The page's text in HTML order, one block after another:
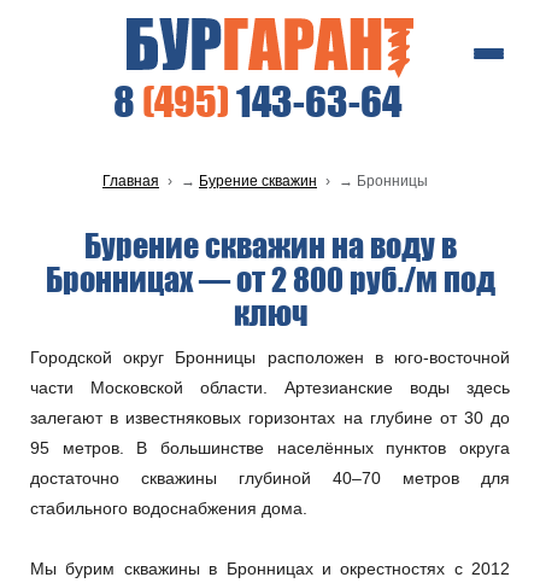
8 (495)143-63-64
Главная Бурение скважин Бронницы
Бурение скважин на воду в
Бронницах — от 2 800 руб./м под
ключ
Городской округ Бронницы расположен в юго-восточной
части Московской области. Артезианские воды здесь
залегают в известняковых горизонтах на глубине от 30 до
95 метров. В большинстве населённых пунктов округа
достаточно скважины глубиной 40–70 метров для
стабильного водоснабжения дома.
Мы бурим скважины в Бронницах и окрестностях с 2012